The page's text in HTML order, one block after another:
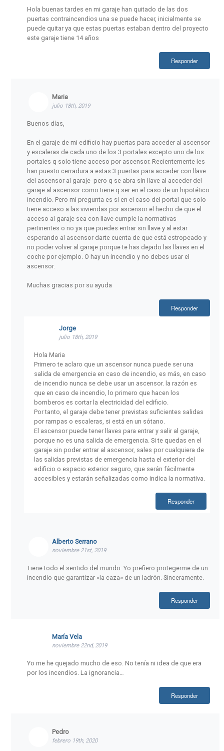
Hola buenas tardes en mi garaje han quitado de las dos
puertas contraincendios una se puede hacer, inicialmente se
puede quitar ya que estas puertas estaban dentro del proyecto
este garaje tiene 14 años
Responder
Maria
julio 18th, 2019
Buenos días,
En el garaje de mi edificio hay puertas para acceder al ascensor
y escaleras de cada uno de los 3 portales excepto uno de los
portales q solo tiene acceso por ascensor. Recientemente les
han puesto cerradura a estas 3 puertas para acceder con llave
del ascensor al garaje pero q se abra sin llave al acceder del
garaje al ascensor como tiene q ser en el caso de un hipotético
incendio. Pero mi pregunta es si en el caso del portal que solo
tiene acceso a las viviendas por ascensor el hecho de que el
acceso al garaje sea con llave cumple la normativas
pertinentes o no ya que puedes entrar sin llave y al estar
esperando al ascensor darte cuenta de que está estropeado y
no poder volver al garaje porque te has dejado las llaves en el
coche por ejemplo. O hay un incendio y no debes usar el
ascensor.
Muchas gracias por su ayuda
Responder
Jorge
julio 18th, 2019
Hola Maria
Primero te aclaro que un ascensor nunca puede ser una
salida de emergencia en caso de incendio, es más, en caso
de incendio nunca se debe usar un ascensor. la razón es
que en caso de incendio, lo primero que hacen los
bomberos es cortar la electricidad del edificio.
Por tanto, el garaje debe tener previstas suficientes salidas
por rampas o escaleras, si está en un sótano.
El ascensor puede tener llaves para entrar y salir al garaje,
porque no es una salida de emergencia. Si te quedas en el
garaje sin poder entrar al ascensor, sales por cualquiera de
las salidas previstas de emergencia hasta el exterior del
edificio o espacio exterior seguro, que serán fácilmente
accesibles y estarán señalizadas como indica la normativa.
Responder
Alberto Serrano
noviembre 21st, 2019
Tiene todo el sentido del mundo. Yo prefiero protegerme de un
incendio que garantizar «la caza» de un ladrón. Sinceramente.
Responder
María Vela
noviembre 22nd, 2019
Yo me he quejado mucho de eso. No tenía ni idea de que era
por los incendios. La ignorancia…
Responder
Pedro
febrero 19th, 2020